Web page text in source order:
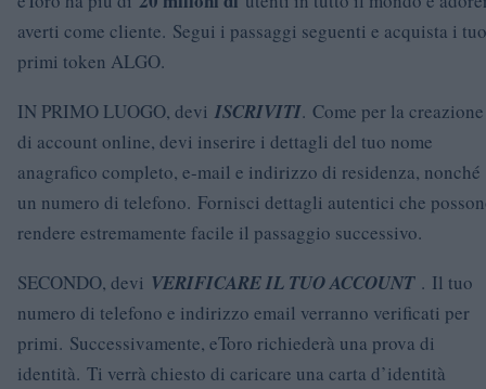
averti come cliente. Segui i passaggi seguenti e acquista i
primi token ALGO.
IN PRIMO LUOGO, devi ISCRIVITI. Come per la creazione
di account online, devi inserire i dettagli del tuo nome
anagrafico completo, e-mail e indirizzo di residenza, nonché
un numero di telefono. Fornisci dettagli autentici che
rendere estremamente facile il passaggio successivo.
SECONDO, devi VERIFICARE IL TUO ACCOUNT. Il tuo
numero di telefono e indirizzo email verranno verificati per
primi. Successivamente, eToro richiederà una prova di
identità. Ti verrà chiesto di caricare una carta d’identità